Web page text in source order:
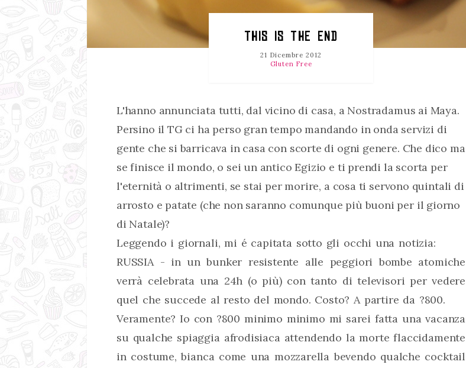
THIS IS THE END
21 Dicembre 2012
Gluten Free
L'hanno annunciata tutti, dal vicino di casa, a Nostradamus ai Maya.
Persino il TG ci ha perso gran tempo mandando in onda servizi di
gente che si barricava in casa con scorte di ogni genere. Che dico ma
se finisce il mondo, o sei un antico Egizio e ti prendi la scorta per
l'eternità o altrimenti, se stai per morire, a cosa ti servono quintali di
arrosto e patate (che non saranno comunque più buoni per il giorno
di Natale)?
Leggendo i giornali, mi é capitata sotto gli occhi una notizia:
RUSSIA - in un bunker resistente alle peggiori bombe atomiche
verrà celebrata una 24h (o più) con tanto di televisori per vedere
quel che succede al resto del mondo. Costo? A partire da ?800.
Veramente? Io con ?800 minimo minimo mi sarei fatta una vacanza
su qualche spiaggia afrodisiaca attendendo la morte flaccidamente
in costume, bianca come una mozzarella bevendo qualche cocktail